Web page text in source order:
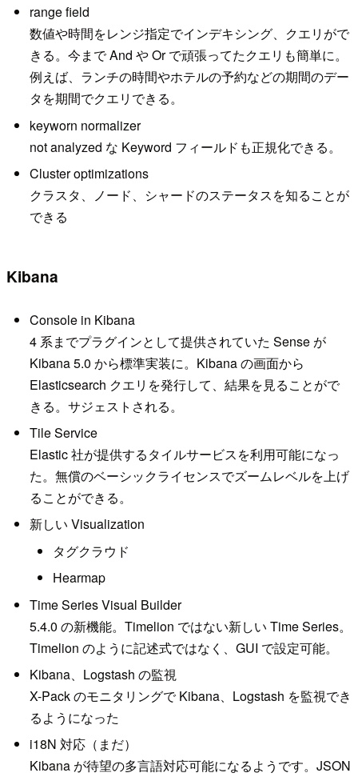
range field
数値や時間をレンジ指定でインデキシング、クエリがで
きる。今まで And や Or で頑張ってたクエリも簡単に。
例えば、ランチの時間やホテルの予約などの期間のデー
タを期間でクエリできる。
keyworn normalizer
not analyzed な Keyword フィールドも正規化できる。
Cluster optimizations
クラスタ、ノード、シャードのステータスを知ることが
できる
Kibana
Console in Kibana
4 系までプラグインとして提供されていた Sense が
Kibana 5.0 から標準実装に。Kibana の画面から
Elasticsearch クエリを発行して、結果を見ることがで
きる。サジェストされる。
Tile Service
Elastic 社が提供するタイルサービスを利用可能になっ
た。無償のベーシックライセンスでズームレベルを上げ
ることができる。
新しい Visualization
タグクラウド
Hearmap
Time Series Visual Builder
5.4.0 の新機能。Timelion ではない新しい Time Series。
Timelion のように記述式ではなく、GUI で設定可能。
Kibana、Logstash の監視
X-Pack のモニタリングで Kibana、Logstash を監視でき
るようになった
i18N 対応（まだ）
Kibana が待望の多言語対応可能になるようです。JSON